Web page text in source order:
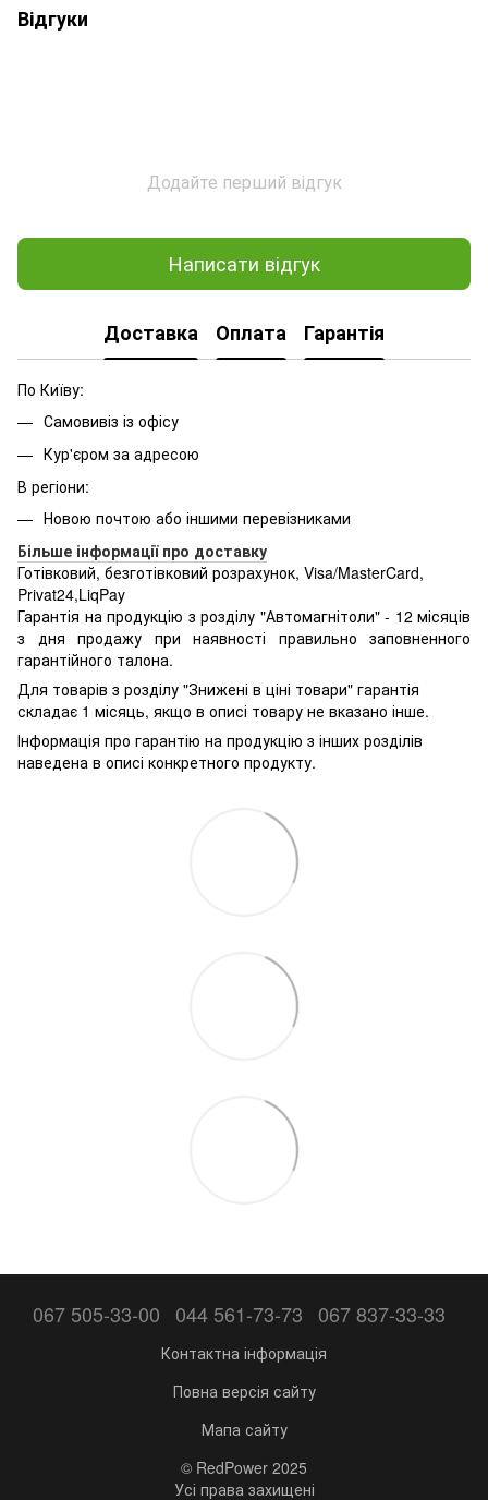
Відгуки
Додайте перший відгук
Написати відгук
Доставка Оплата Гарантія
По Київу:
Самовивіз із офісу
Кур'єром за адресою
В регіони:
Новою почтою або іншими перевізниками
Більше інформації про доставку
Готівковий, безготівковий розрахунок, Visa/MasterCard,
Privat24,LiqPay
Гарантія на продукцію з розділу "Автомагнітоли" - 12 місяців
з дня продажу при наявності правильно заповненного
гарантійного талона.
Для товарів з розділу "Знижені в ціні товари" гарантія
складає 1 місяць, якщо в описі товару не вказано інше.
Інформація про гарантію на продукцію з інших розділів
наведена в описі конкретного продукту.
067 505-33-00 044 561-73-73 067 837-33-33
Контактна інформація
Повна версія сайту
Мапа сайту
© RedPower 2025
Усі права захищені